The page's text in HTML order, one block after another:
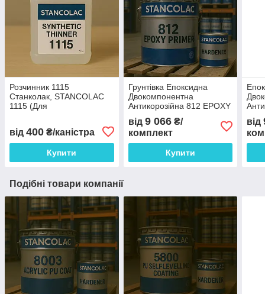
Розчинник 1115
Станколак, STANCOLAC
1115 (Для
поліуретанових ЛФМ), 1 л
від 400 ₴/каністра
Купити
Грунтівка Епоксидна
Двокомпонентна
Антикорозійна 812 EPOXY
КГ + 5Л
від 9 066₴/
комплект
Купити
КГ
від
Подібні товари компанії